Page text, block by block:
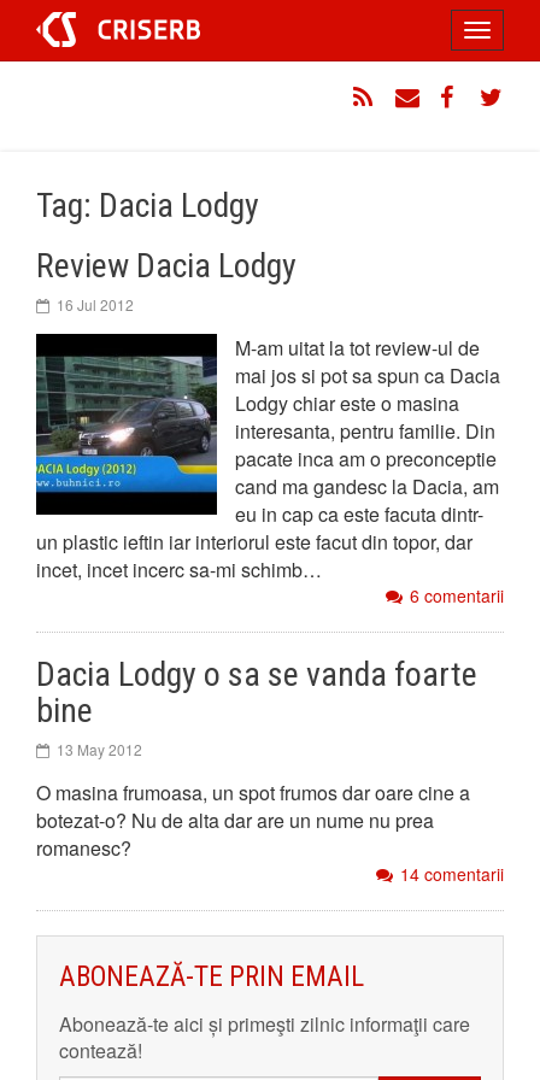
conținut
Toggle
Tag: Dacia Lodgy
Review Dacia Lodgy
16 Jul 2012
M-am uitat la tot review-ul de
mai jos si pot sa spun ca Dacia
Lodgy chiar este o masina
interesanta, pentru familie. Din
pacate inca am o preconceptie
cand ma gandesc la Dacia, am
eu in cap ca este facuta dintr-
un plastic ieftin iar interiorul este facut din topor, dar
incet, incet incerc sa-mi schimb…
6 comentarii
Dacia Lodgy o sa se vanda foarte
bine
13 May 2012
O masina frumoasa, un spot frumos dar oare cine a
botezat-o? Nu de alta dar are un nume nu prea
romanesc?
14 comentarii
ABONEAZĂ-TE PRIN EMAIL
Abonează-te aici și primeşti zilnic informaţii care
contează!